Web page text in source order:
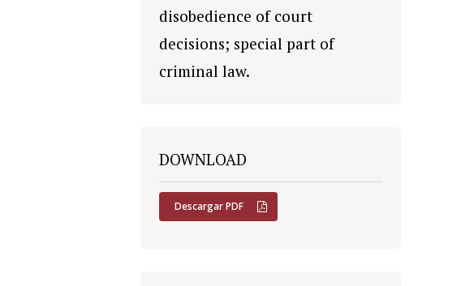
disobedience of court
decisions; special part of
criminal law.
DOWNLOAD
Descargar PDF